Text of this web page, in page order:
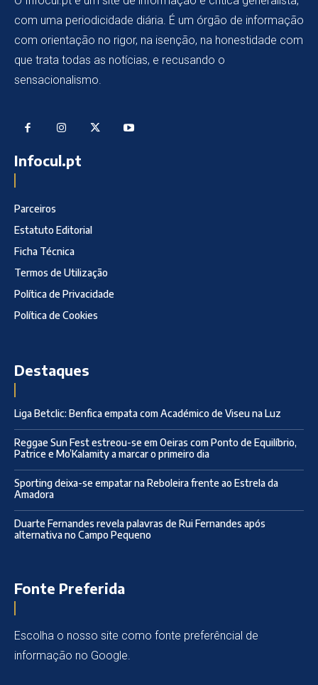
com uma periodicidade diária. É um órgão de informação
com orientação no rigor, na isenção, na honestidade com
que trata todas as notícias, e recusando o
sensacionalismo.
Infocul.pt
Parceiros
Estatuto Editorial
Ficha Técnica
Termos de Utilização
Política de Privacidade
Política de Cookies
Destaques
Liga Betclic: Benfica empata com Académico de Viseu na Luz
Reggae Sun Fest estreou-se em Oeiras com Ponto de Equilíbrio,
Patrice e Mo’Kalamity a marcar o primeiro dia
Sporting deixa-se empatar na Reboleira frente ao Estrela da
Amadora
Duarte Fernandes revela palavras de Rui Fernandes após
alternativa no Campo Pequeno
Fonte Preferida
Escolha o nosso site como fonte preferêncial de
informação no Google.